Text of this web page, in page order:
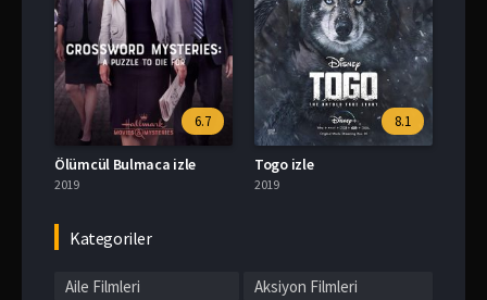
6.7
Ölümcül Bulmaca izle
2019
8.1
Togo izle
2019
Kategoriler
Aile Filmleri
Aksiyon Filmleri